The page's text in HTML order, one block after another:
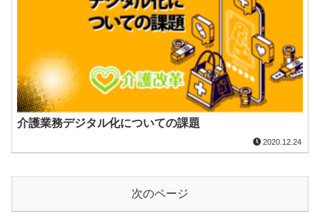
介護業務デジタル化についての課題
2020.12.24
次のページ